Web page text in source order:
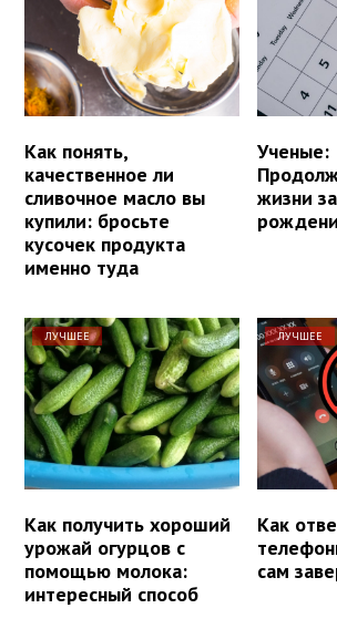
Как понять,
качественное ли
сливочное масло вы
купили: бросьте
кусочек продукта
именно туда
Ученые:
жизни
ЛУЧШЕЕ
Как получить хороший
урожай огурцов с
помощью молока:
интересный способ
ЛУЧШЕЕ
Как
сам